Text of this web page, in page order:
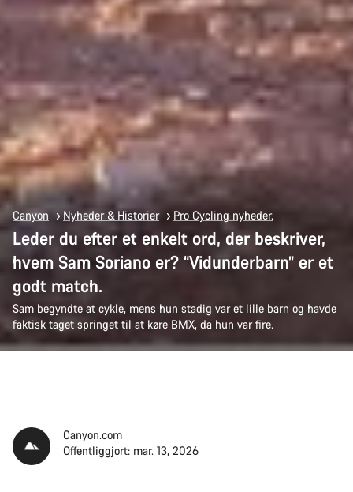
Canyon Nyheder & Historier Pro Cycling nyheder.
Leder du efter et enkelt ord, der beskriver,
hvem Sam Soriano er? “Vidunderbarn” er et
godt match.
Sam begyndte at cykle, mens hun stadig var et lille barn og havde
faktisk taget springet til at køre BMX, da hun var fire.
Canyon.com
Offentliggjort: mar. 13, 2026